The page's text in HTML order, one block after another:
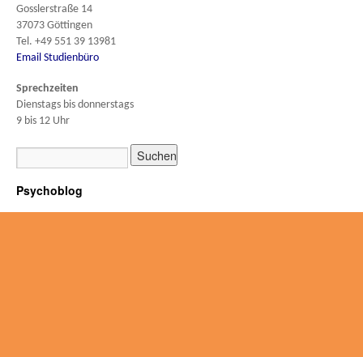
Gosslerstraße 14
37073 Göttingen
Tel. +49 551 39 13981
Email Studienbüro
Sprechzeiten
Dienstags bis donnerstags
9 bis 12 Uhr
Psychoblog